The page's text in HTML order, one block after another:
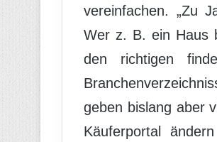
vereinfachen. „Zu
Wer z. B. ein Haus
den richtigen
geben bislang aber
Käuferportal